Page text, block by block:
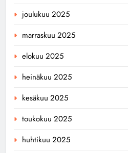
joulukuu 2025
marraskuu 2025
elokuu 2025
heinäkuu 2025
kesäkuu 2025
toukokuu 2025
huhtikuu 2025